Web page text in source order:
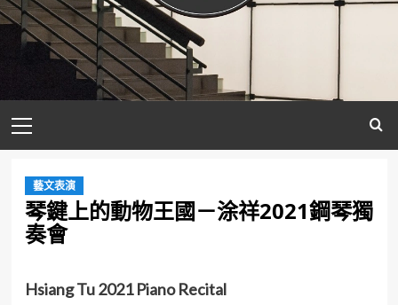
Menu
藝文表演
琴鍵上的動物王國－涂祥2021鋼琴獨
奏會
Hsiang Tu 2021 Piano Recital